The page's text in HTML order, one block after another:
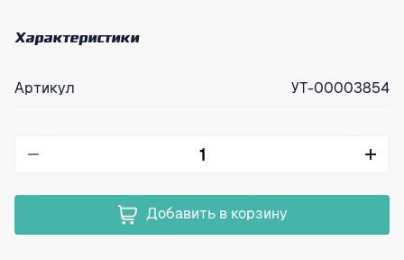
Характеристики
Артикул УТ-00003854
Добавить в корзину